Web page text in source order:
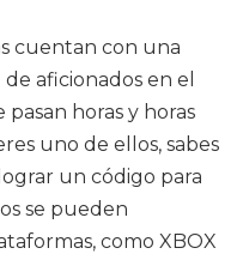
cuentan con una
aficionados en el
horas y horas
uno de ellos, sabes
un código para
se pueden
como XBOX